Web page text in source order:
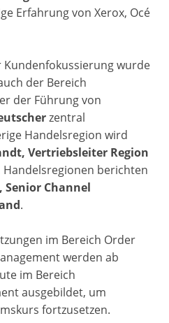
Erfahrung von Xerox, Océ
wurde
der Bereich
der Führung von
zentral
Handelsregion wird
Vertriebsleiter Region
Handelsregionen berichten
Senior Channel
.
im Bereich Order
werden ab
im Bereich
ausgebildet, um
fortzusetzen.